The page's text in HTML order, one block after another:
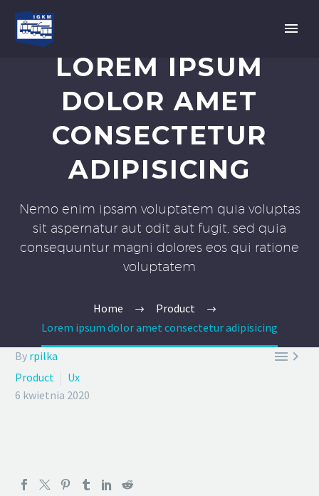
LOREM IPSUM
DOLOR AMET
CONSECTETUR
ADIPISICING
Nemo enim ipsam voluptatem quia voluptas
sit aspernatur aut odit aut fugit, sed quia
consequuntur magni dolores eos qui ratione
voluptatem
Home
Product
Lorem ipsum dolor amet consectetur adipisicing

By rpilka
Product
Ux
6 kwietnia 2020